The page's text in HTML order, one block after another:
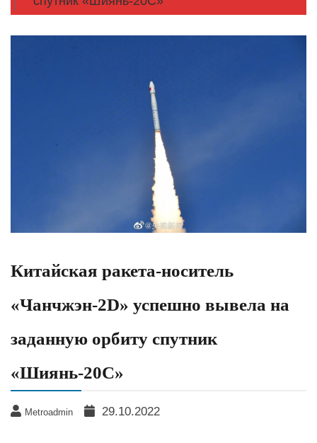
Китайская ракета-носитель
«Чанчжэн-2D» успешно вывела на
заданную орбиту спутник
«Шиянь-20C»
Metroadmin 29.10.2022